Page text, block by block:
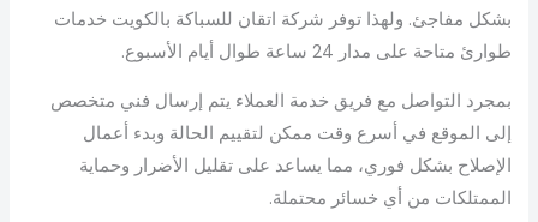
بشكل مفاجئ. ولهذا توفر شركة اتقان للسباكة بالكويت خدمات
طوارئ متاحة على مدار 24 ساعة طوال أيام الأسبوع.
بمجرد التواصل مع فريق خدمة العملاء يتم إرسال فني متخصص
إلى الموقع في أسرع وقت ممكن لتقييم الحالة وبدء أعمال
الإصلاح بشكل فوري، مما يساعد على تقليل الأضرار وحماية
الممتلكات من أي خسائر محتملة.